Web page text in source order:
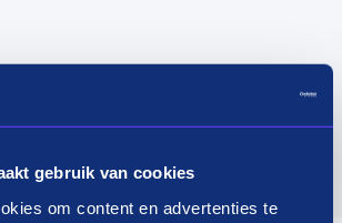
gebruik van cookies
om content en advertenties te